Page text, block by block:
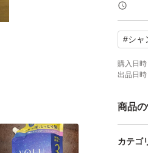
#シャ
購入日時
出品日時
商品
カテゴ